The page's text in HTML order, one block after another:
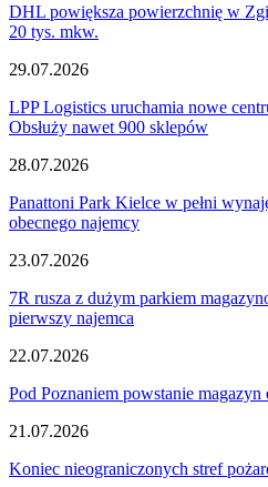
DHL powiększa powierzchnię w
20 tys. mkw.
29.07.2026
LPP Logistics uruchamia nowe
Obsłuży nawet 900 sklepów
28.07.2026
Panattoni Park Kielce w pełni
obecnego najemcy
23.07.2026
7R rusza z dużym parkiem
pierwszy najemca
22.07.2026
Pod Poznaniem powstanie
21.07.2026
Koniec nieograniczonych stref